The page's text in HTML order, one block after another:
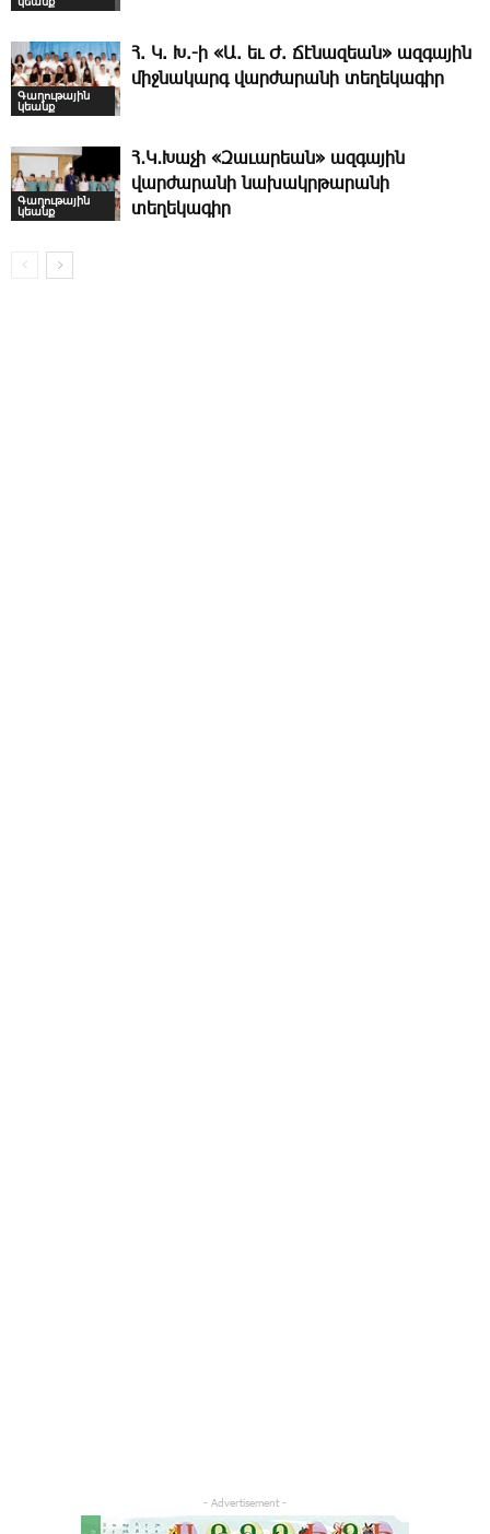
Գաղութային
կեանք
Հ. Կ. Խ.-ի «Ա. եւ Ժ. ­Ճէնազեան» ազգային
միջնակարգ վարժարանի տեղեկագիր
Գաղութային
կեանք
Հ․Կ․Խաչի «Զաւարեան» ազգային
վարժարանի նախակրթարանի
տեղեկագիր
- Advertisement -